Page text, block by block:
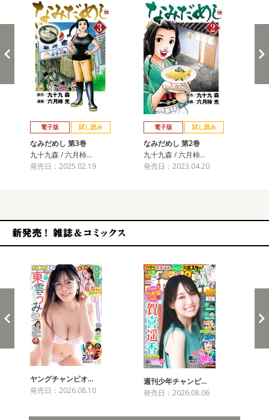
電子版 試し読み
なみだめし 第3巻
九十九森 / 六月柿…
発売日：2025.02.19
電子版 試し読み
なみだめし 第2巻
九十九森 / 六月柿…
発売日：2023.04.20
ヤングチャンピオ…
発売日：2026.08.10
週刊少年チャンピ…
発売日：2026.08.06